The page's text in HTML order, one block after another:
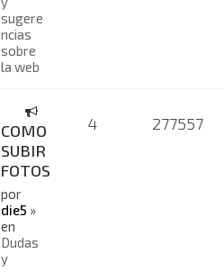
sugere
ncias
sobre
la web
COMO
SUBIR
FOTOS
por
die5 »
en
Dudas
y
4 277557